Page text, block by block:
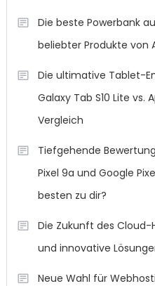
Die beste Powerbank
beliebter Produkte von
Die ultimative Tablet-
Galaxy Tab S10 Lite vs.
Vergleich
Tiefgehende
Pixel 9a und Google
besten zu dir?
Die Zukunft des Cloud-
und innovative
Neue Wahl für